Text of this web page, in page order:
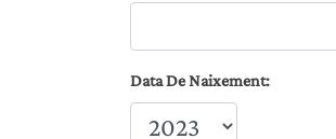
Data De Naixement: